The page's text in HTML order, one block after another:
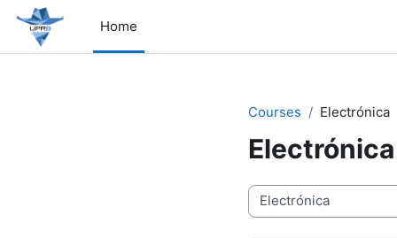
Skip to main content
Home
Courses Electrónica
Electrónica
Course categories